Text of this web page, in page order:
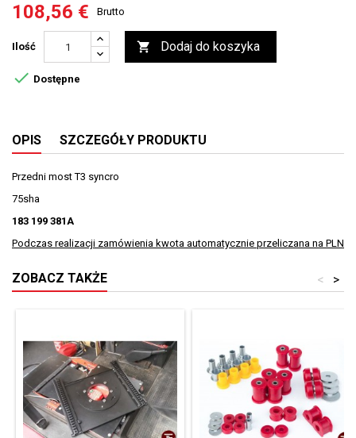
108,56 € Brutto
Ilość  Dodaj do koszyka
 Dostępne
OPIS SZCZEGÓŁY PRODUKTU
Przedni most T3 syncro
75sha
183 199 381A
Podczas realizacji zamówienia kwota automatycznie przeliczana na PLN
ZOBACZ TAKŻE >
<